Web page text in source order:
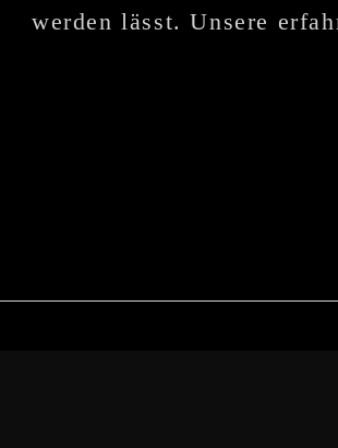
werden lässt. Unsere